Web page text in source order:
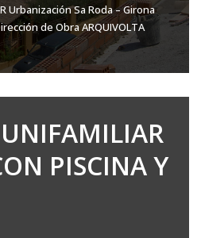
Urbanización Sa Roda – Girona
de Obra ARQUIVOLTA
PISCINA Y